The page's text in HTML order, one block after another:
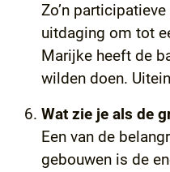
Zo’n
uitdaging om tot
Marijke heeft de
wilden doen.
Wat zie je als de
Een van de
gebouwen is de